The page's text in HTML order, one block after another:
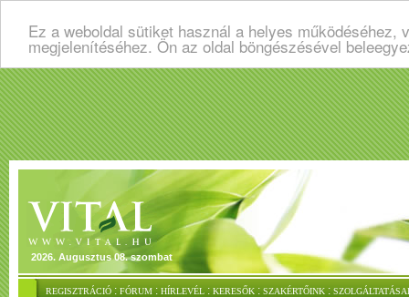
Ez a weboldal sütiket használ a helyes
megjelenítéséhez. Ön az oldal böngészésével
2026. Augusztus 08. szombat
REGISZTRÁCIÓ : FÓRUM : HÍRLEVÉL : KERESŐK : SZAKÉRTŐINK :